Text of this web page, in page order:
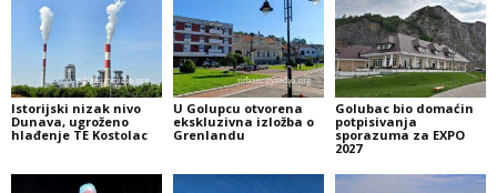
Istorijski nizak nivo
Dunava, ugroženo
hlađenje TE Kostolac
U Golupcu otvorena
ekskluzivna izložba o
Grenlandu
Golubac bio domaćin
potpisivanja
sporazuma za EXPO
2027